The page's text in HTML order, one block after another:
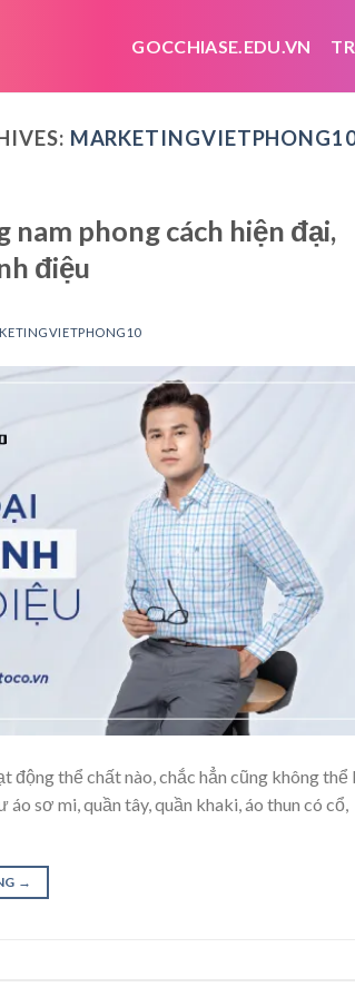
GOCCHIASE.EDU.VN
phong cách hiện đại,
điệu
động thể chất nào, chắc hẳn cũng không thể
sơ mi, quần tây, quần khaki, áo thun có cổ,
→